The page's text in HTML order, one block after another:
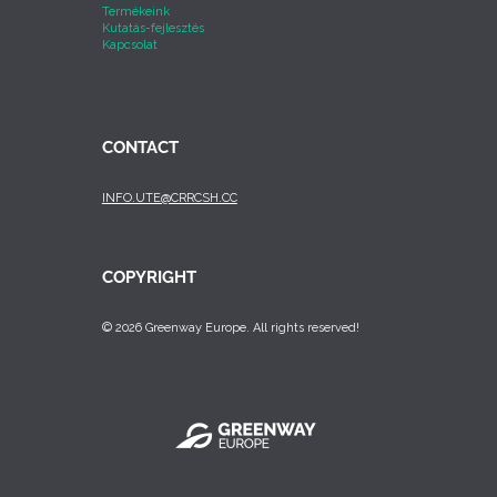
Termékeink
Kutatás-fejlesztés
Kapcsolat
CONTACT
INFO.UTE@CRRCSH.CC
COPYRIGHT
© 2026 Greenway Europe. All rights reserved!